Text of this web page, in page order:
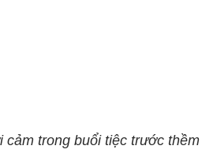
cảm trong buổi tiệc trước thềm